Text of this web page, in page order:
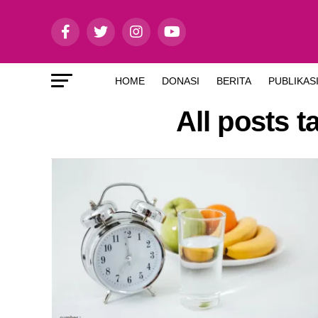
HOME DONASI BERITA PUBLIKASI
All posts